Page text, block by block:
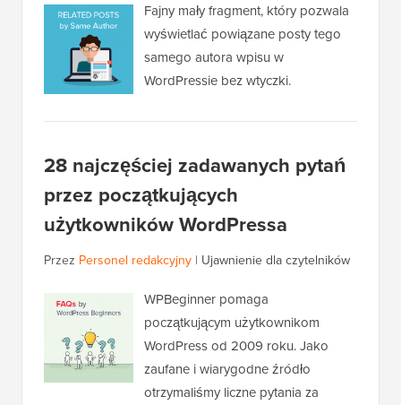
Fajny mały fragment, który pozwala
wyświetlać powiązane posty tego
samego autora wpisu w
WordPressie bez wtyczki.
28 najczęściej zadawanych pytań
przez początkujących
użytkowników WordPressa
Przez Personel redakcyjny | Ujawnienie dla czytelników
WPBeginner pomaga
początkującym użytkownikom
WordPress od 2009 roku. Jako
zaufane i wiarygodne źródło
otrzymaliśmy liczne pytania za